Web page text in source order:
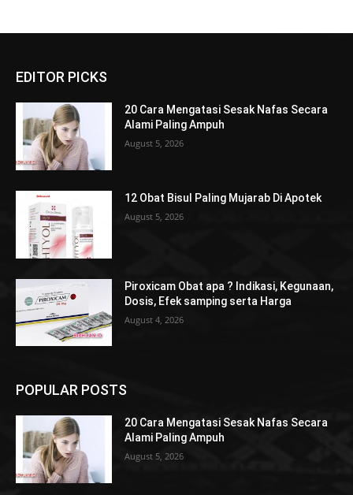
EDITOR PICKS
20 Cara Mengatasi Sesak Nafas Secara
Alami Paling Ampuh
August 5, 2026
12 Obat Bisul Paling Mujarab Di Apotek
August 5, 2026
Piroxicam Obat apa ? Indikasi, Kegunaan,
Dosis, Efek samping serta Harga
August 4, 2026
POPULAR POSTS
20 Cara Mengatasi Sesak Nafas Secara
Alami Paling Ampuh
August 5, 2026